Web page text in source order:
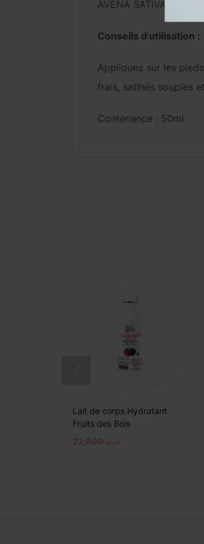
AVENA SATIVA
Conseils d’utilisation :
Appliquez sur les
frais, satinés souples
Contenance : 50ml
Lait de corps Hydratant
Fruits des Bois
د.ت